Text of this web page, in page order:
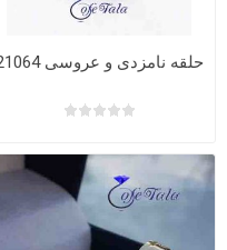
حلقه نامزدی و عروسی 21064